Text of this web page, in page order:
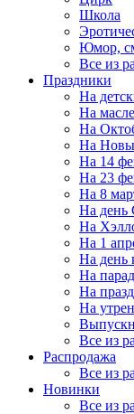
Школа
Юмор,
Все из
Праздники
На
На
На
На
На 14
На 23
На 8
На день
На
На 1
На день
На
На
На
Все из
Распродажа
Все из
Новинки
Все из